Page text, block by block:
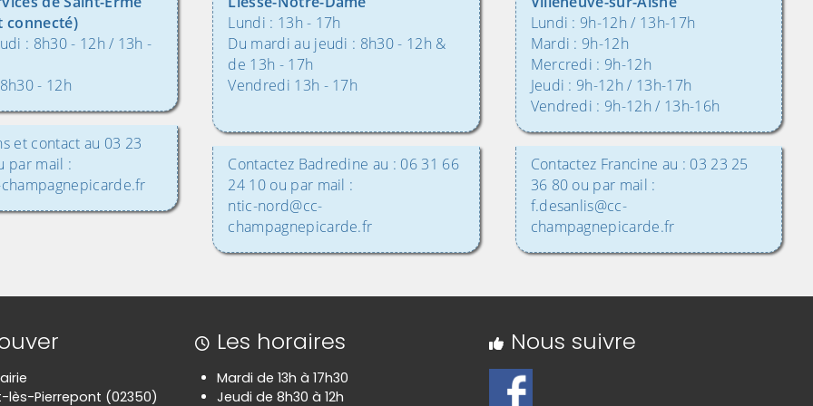
connecté)
: 8h30 - 12h / 13h -
- 12h
et contact au 03 23
par mail :
Lundi : 13h - 17h
Du mardi au jeudi : 8h30 - 12h &
de 13h - 17h
Vendredi 13h - 17h
Contactez Badredine au : 06 31 66
24 10 ou par mail :
ntic-nord@cc-
champagnepicarde.fr
Lundi : 9h-12h / 13h-17h
Mardi : 9h-12h
Mercredi : 9h-12h
Jeudi : 9h-12h / 13h-17h
Vendredi : 9h-12h / 13h-16h
Contactez Francine au : 03 23 25
36 80 ou par mail :
f.desanlis@cc-
champagnepicarde.fr
lès-Pierrepont (02350)
Les horaires
Mardi de 13h à 17h30
Jeudi de 8h30 à 12h
Nous suivre